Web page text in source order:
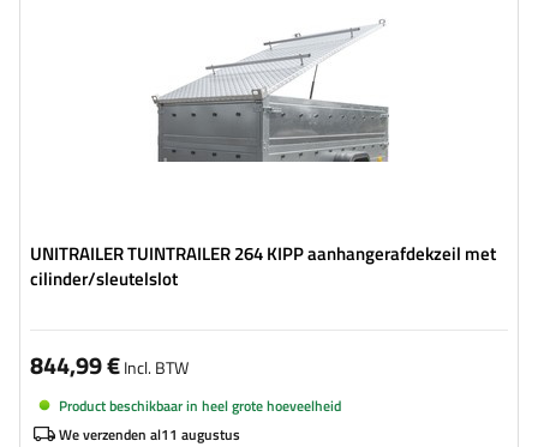
UNITRAILER TUINTRAILER 264 KIPP aanhangerafdekzeil met
cilinder/sleutelslot
844,99 €Incl. BTW
Product beschikbaar in heel grote hoeveelheid
We verzenden al11 augustus